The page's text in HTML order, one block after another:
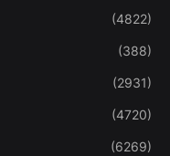
(4822)
(388)
(2931)
(4720)
(6269)